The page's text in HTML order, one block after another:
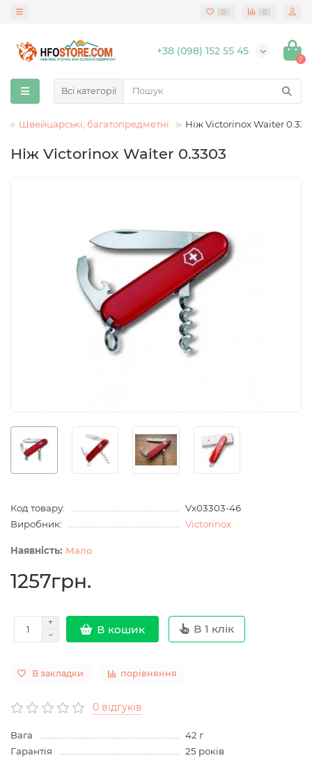
0 0
+38 (098) 152 55 45
0
Всі категорії
Швейцарські, багатопредметні Ніж Victorinox Waiter
Ніж Victorinox Waiter 0.3303
Код товару:
Vx03303-46
Виробник:
Victorinox
Мало
1257грн.
В кошик В 1 клік
В закладки порівняння
0 відгуків
Вага
42 г
Гарантія
25 років